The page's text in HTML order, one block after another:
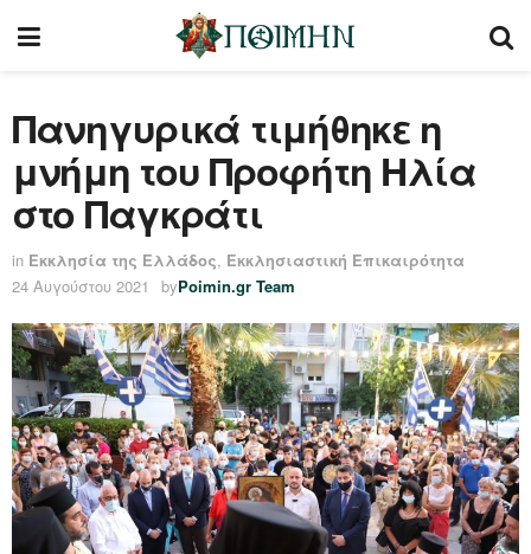
Πανηγυρικά τιμήθηκε η
μνήμη του Προφήτη Ηλία
στο Παγκράτι
in Εκκλησία της Ελλάδος, Εκκλησιαστική Επικαιρότητα
24 Αυγούστου 2021
byPoimin.gr Team